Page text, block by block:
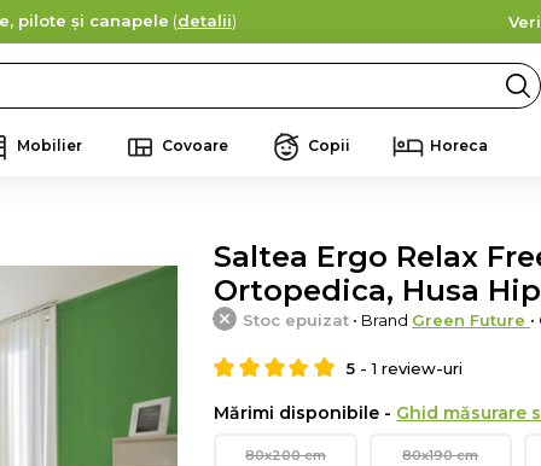
pilote și canapele (detalii)
Mobilier Covoare Copii Horeca
Saltea Ergo Relax
Ortopedica, Husa
Stoc epuizat • Brand Green Future
5 -1 review-uri
Mărimi disponibile - Ghid măsurare
80x200 cm 80x190 cm